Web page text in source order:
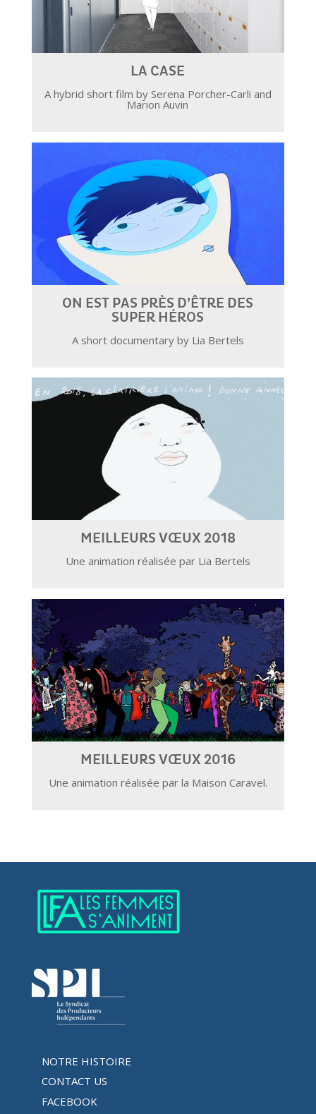
LA CASE
A hybrid short film by Serena Porcher-Carli and
Marion Auvin
ON EST PAS PRÈS D’ÊTRE DES
SUPER HÉROS
A short documentary by Lia Bertels
MEILLEURS VŒUX 2018
Une animation réalisée par Lia Bertels
MEILLEURS VŒUX 2016
Une animation réalisée par la Maison Caravel.
NOTRE HISTOIRE
CONTACT US
FACEBOOK